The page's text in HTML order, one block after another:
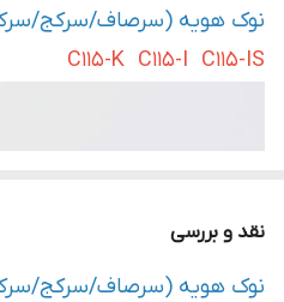
نوک هویه (سرصاف/سرکج/
C115-K C115-I C115-IS
نقد و بررسی
نوک هویه (سرصاف/سرکج/